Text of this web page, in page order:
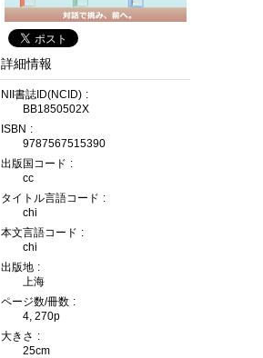
詳細情報
NII書誌ID(NCID)
BB1850502X
ISBN
9787567515390
出版国コード
cc
タイトル言語コード
chi
本文言語コード
chi
出版地
上海
ページ数/冊数
4, 270p
大きさ
25cm